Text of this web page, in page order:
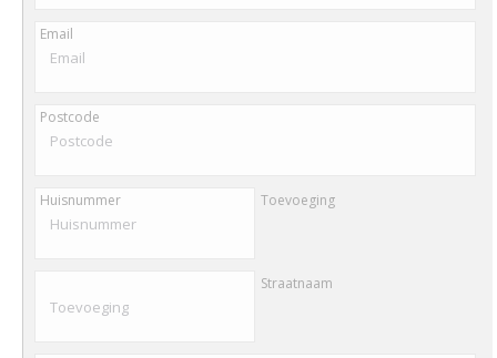
Email
Postcode
Huisnummer Toevoeging
Straatnaam